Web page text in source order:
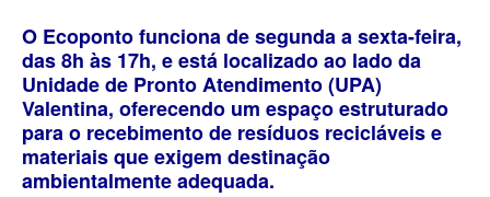
O Ecoponto funciona de segunda a sexta-feira,
das 8h às 17h, e está localizado ao lado da
Unidade de Pronto Atendimento (UPA)
Valentina, oferecendo um espaço estruturado
para o recebimento de resíduos recicláveis e
materiais que exigem destinação
ambientalmente adequada.